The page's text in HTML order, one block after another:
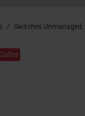
Switches Unmanaged
Gafas